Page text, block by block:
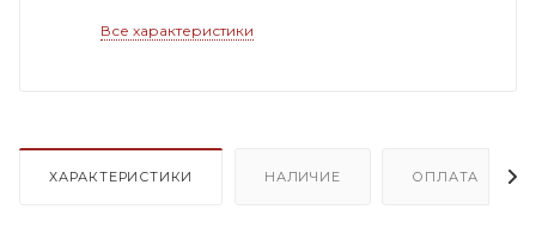
Все характеристики
ХАРАКТЕРИСТИКИ НАЛИЧИЕ ОПЛАТА